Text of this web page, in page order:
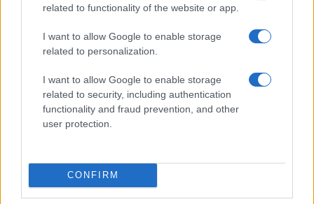
related to functionality of the website or app.
I want to allow Google to enable storage
related to personalization.
I want to allow Google to enable storage
related to security, including authentication
functionality and fraud prevention, and other
user protection.
CONFIRM
#visoki predstavnik #bht